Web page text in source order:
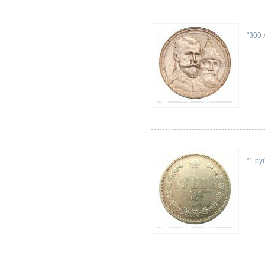
"300
"1